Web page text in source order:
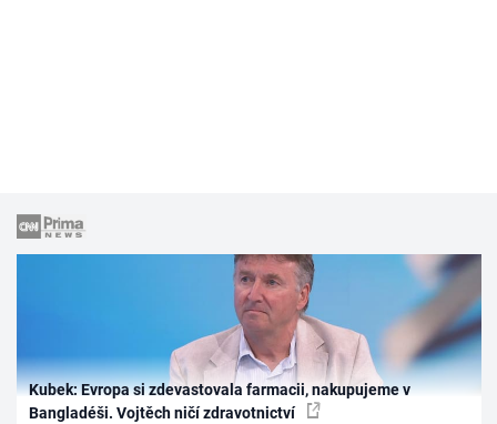
Kubek: Evropa si zdevastovala farmacii, nakupujeme v
Bangladéši. Vojtěch ničí zdravotnictví